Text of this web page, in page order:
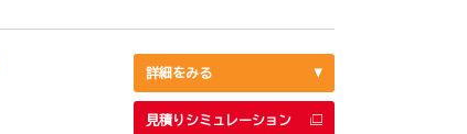
詳細をみる
見積りシミュレーション